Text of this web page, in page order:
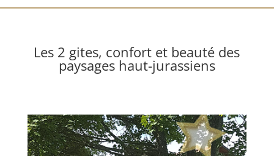
Les 2 gites, confort et beauté des
paysages haut-jurassiens